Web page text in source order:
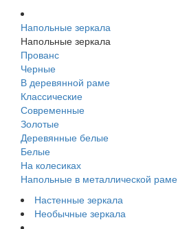
Напольные зеркала
Напольные зеркала
Прованс
Черные
В деревянной раме
Классические
Современные
Золотые
Деревянные белые
Белые
На колесиках
Напольные в металлической раме
Настенные зеркала
Необычные зеркала